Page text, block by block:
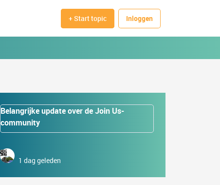
+ Start topic Inloggen
Belangrijke update over de Join Us-
community
1 dag geleden